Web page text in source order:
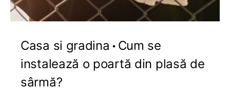
Casa si gradina
Cum se
instalează o poartă din plasă de
sârmă?